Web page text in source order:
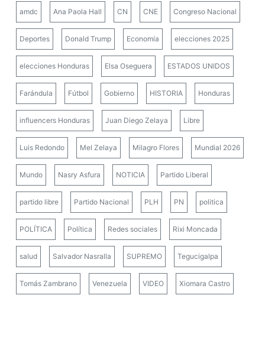
amdc Ana Paola Hall CN CNE Congreso Nacional
Deportes Donald Trump Economía elecciones 2025
elecciones Honduras Elsa Oseguera ESTADOS UNIDOS
Farándula Fútbol Gobierno HISTORIA Honduras
influencers Honduras Juan Diego Zelaya Libre
Luis Redondo Mel Zelaya Milagro Flores Mundial 2026
Mundo Nasry Asfura NOTICIA Partido Liberal
partido libre Partido Nacional PLH PN politica
POLÍTICA Política Redes sociales Rixi Moncada
salud Salvador Nasralla SUPREMO Tegucigalpa
Tomás Zambrano Venezuela VIDEO Xiomara Castro